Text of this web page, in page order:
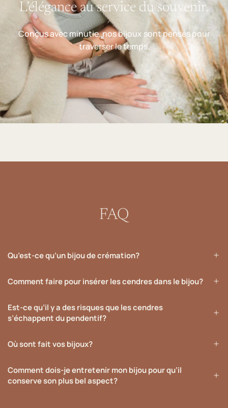
L’élégance au service du souvenir.
Conçus avec minutie, nos bijoux sont pensés pour
traverser le temps.
FAQ
Qu’est-ce qu’un bijou de crémation?
Comment faire pour insérer les cendres dans le bijou?
Est-ce qu’il y a des risques que les cendres
s’échappent du pendentif?
Où sont fait vos bijoux?
Comment dois-je entretenir mon bijou pour qu’il
conserve son plus bel aspect?